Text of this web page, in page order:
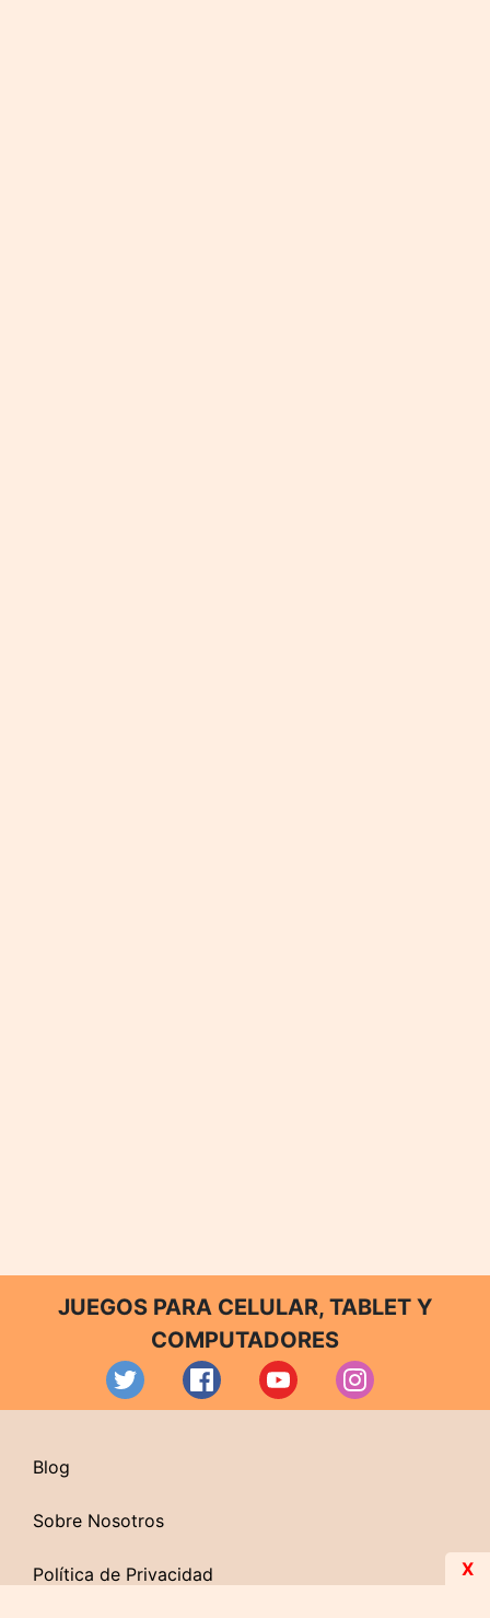
JUEGOS PARA CELULAR, TABLET Y
COMPUTADORES
Blog
Sobre Nosotros
Política de Privacidad X